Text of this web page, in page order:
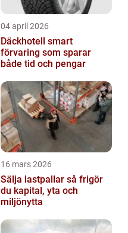
04 april 2026
Däckhotell smart
förvaring som sparar
både tid och pengar
16 mars 2026
Sälja lastpallar så frigör
du kapital, yta och
miljönytta